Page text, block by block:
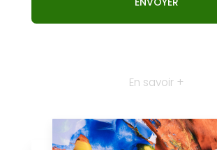
En savoir +